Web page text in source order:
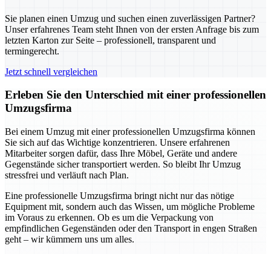
Sie planen einen Umzug und suchen einen zuverlässigen Partner?
Unser erfahrenes Team steht Ihnen von der ersten Anfrage bis zum
letzten Karton zur Seite – professionell, transparent und
termingerecht.
Jetzt schnell vergleichen
Erleben Sie den Unterschied mit einer professionellen
Umzugsfirma
Bei einem Umzug mit einer professionellen Umzugsfirma können
Sie sich auf das Wichtige konzentrieren. Unsere erfahrenen
Mitarbeiter sorgen dafür, dass Ihre Möbel, Geräte und andere
Gegenstände sicher transportiert werden. So bleibt Ihr Umzug
stressfrei und verläuft nach Plan.
Eine professionelle Umzugsfirma bringt nicht nur das nötige
Equipment mit, sondern auch das Wissen, um mögliche Probleme
im Voraus zu erkennen. Ob es um die Verpackung von
empfindlichen Gegenständen oder den Transport in engen Straßen
geht – wir kümmern uns um alles.